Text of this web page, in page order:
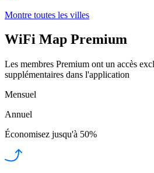
Montre toutes les villes
WiFi Map Premium
Les membres Premium ont un accès
supplémentaires dans l'application
Mensuel
Annuel
Économisez jusqu'à 50%